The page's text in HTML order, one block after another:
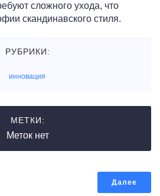
сложного ухода, что
скандинавского стиля.
РУБРИКИ:
инновация
МЕТКИ:
Меток нет
Далее